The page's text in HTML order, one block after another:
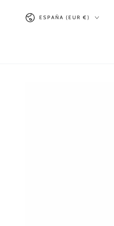
CONTENIDO
País/región
ESPAÑA (EUR €)